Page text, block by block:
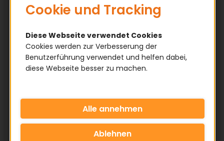
Cookie und Tracking
Diese Webseite verwendet Cookies
Cookies werden zur Verbesserung der
Benutzerführung verwendet und helfen dabei,
diese Webseite besser zu machen.